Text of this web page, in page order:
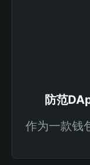
防范
作为一款钱